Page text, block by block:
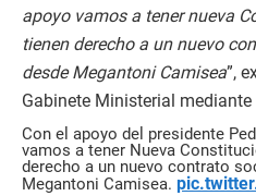
apoyo vamos a tener nueva
tienen derecho a un nuevo
desde Megantoni Camisea”,
Gabinete Ministerial mediante
Con el apoyo del presidente
vamos a tener Nueva
derecho a un nuevo contrato
Megantoni Camisea.